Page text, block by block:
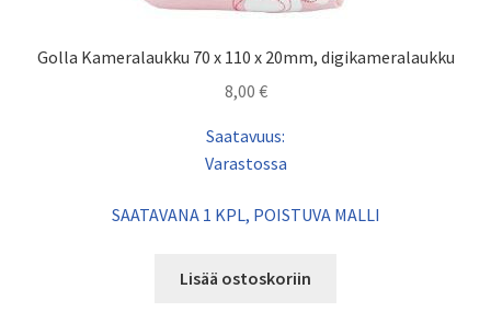
Golla Kameralaukku 70 x 110 x 20mm, digikameralaukku
8,00 €
Saatavuus:
Varastossa
SAATAVANA 1 KPL, POISTUVA MALLI
Lisää ostoskoriin